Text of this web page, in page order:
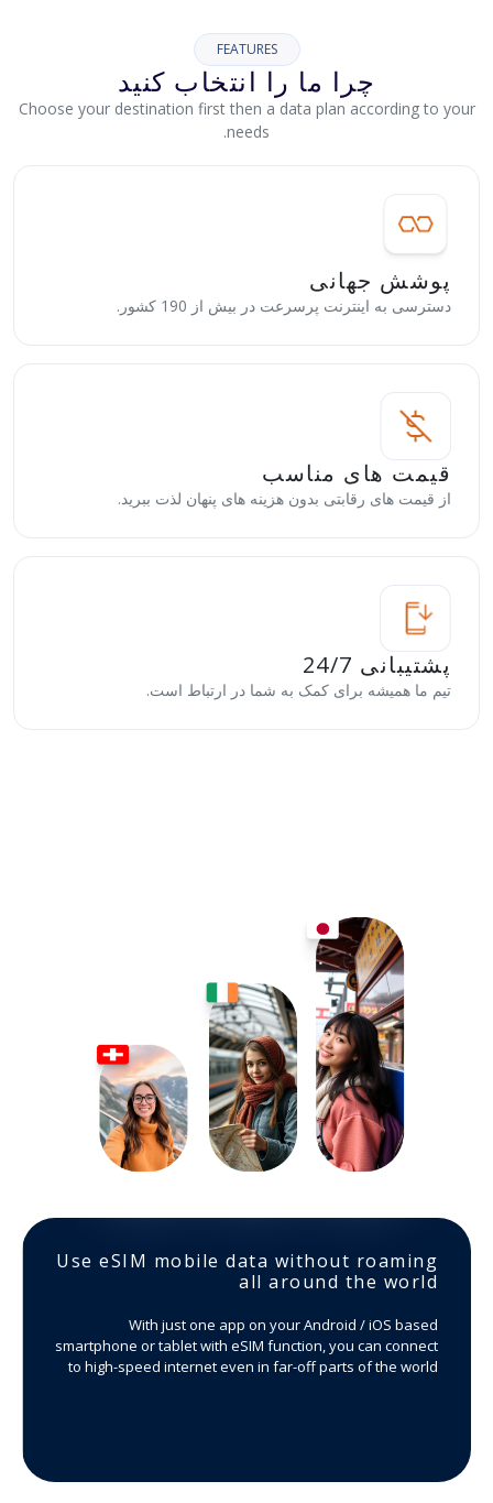
FEATURES
چرا ما را انتخاب کنید
Choose your destination first then a data plan according to your
needs.
پوشش جهانی
دسترسی به اینترنت پرسرعت در بیش از 190 کشور.
قیمت های مناسب
از قیمت های رقابتی بدون هزینه های پنهان لذت ببرید.
پشتیبانی 24/7
تیم ما همیشه برای کمک به شما در ارتباط است.
Use eSIM mobile data without roaming
all around the world
With just one app on your Android / iOS based
smartphone or tablet with eSIM function, you can connect
to high-speed internet even in far-off parts of the world